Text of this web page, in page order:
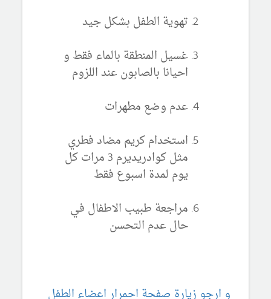
تهوية الطفل بشكل جيد
غسيل المنطقة بالماء فقط و
احيانا بالصابون عند اللزوم
عدم وضع مطهرات
استخدام كريم مضاد فطري
مثل كوادريديرم 3 مرات كل
يوم لمدة اسبوع فقط
مراجعة طبيب الاطفال في
حال عدم التحسن
و ارجو زيارة صفحة احمرار اعضاء الطفل